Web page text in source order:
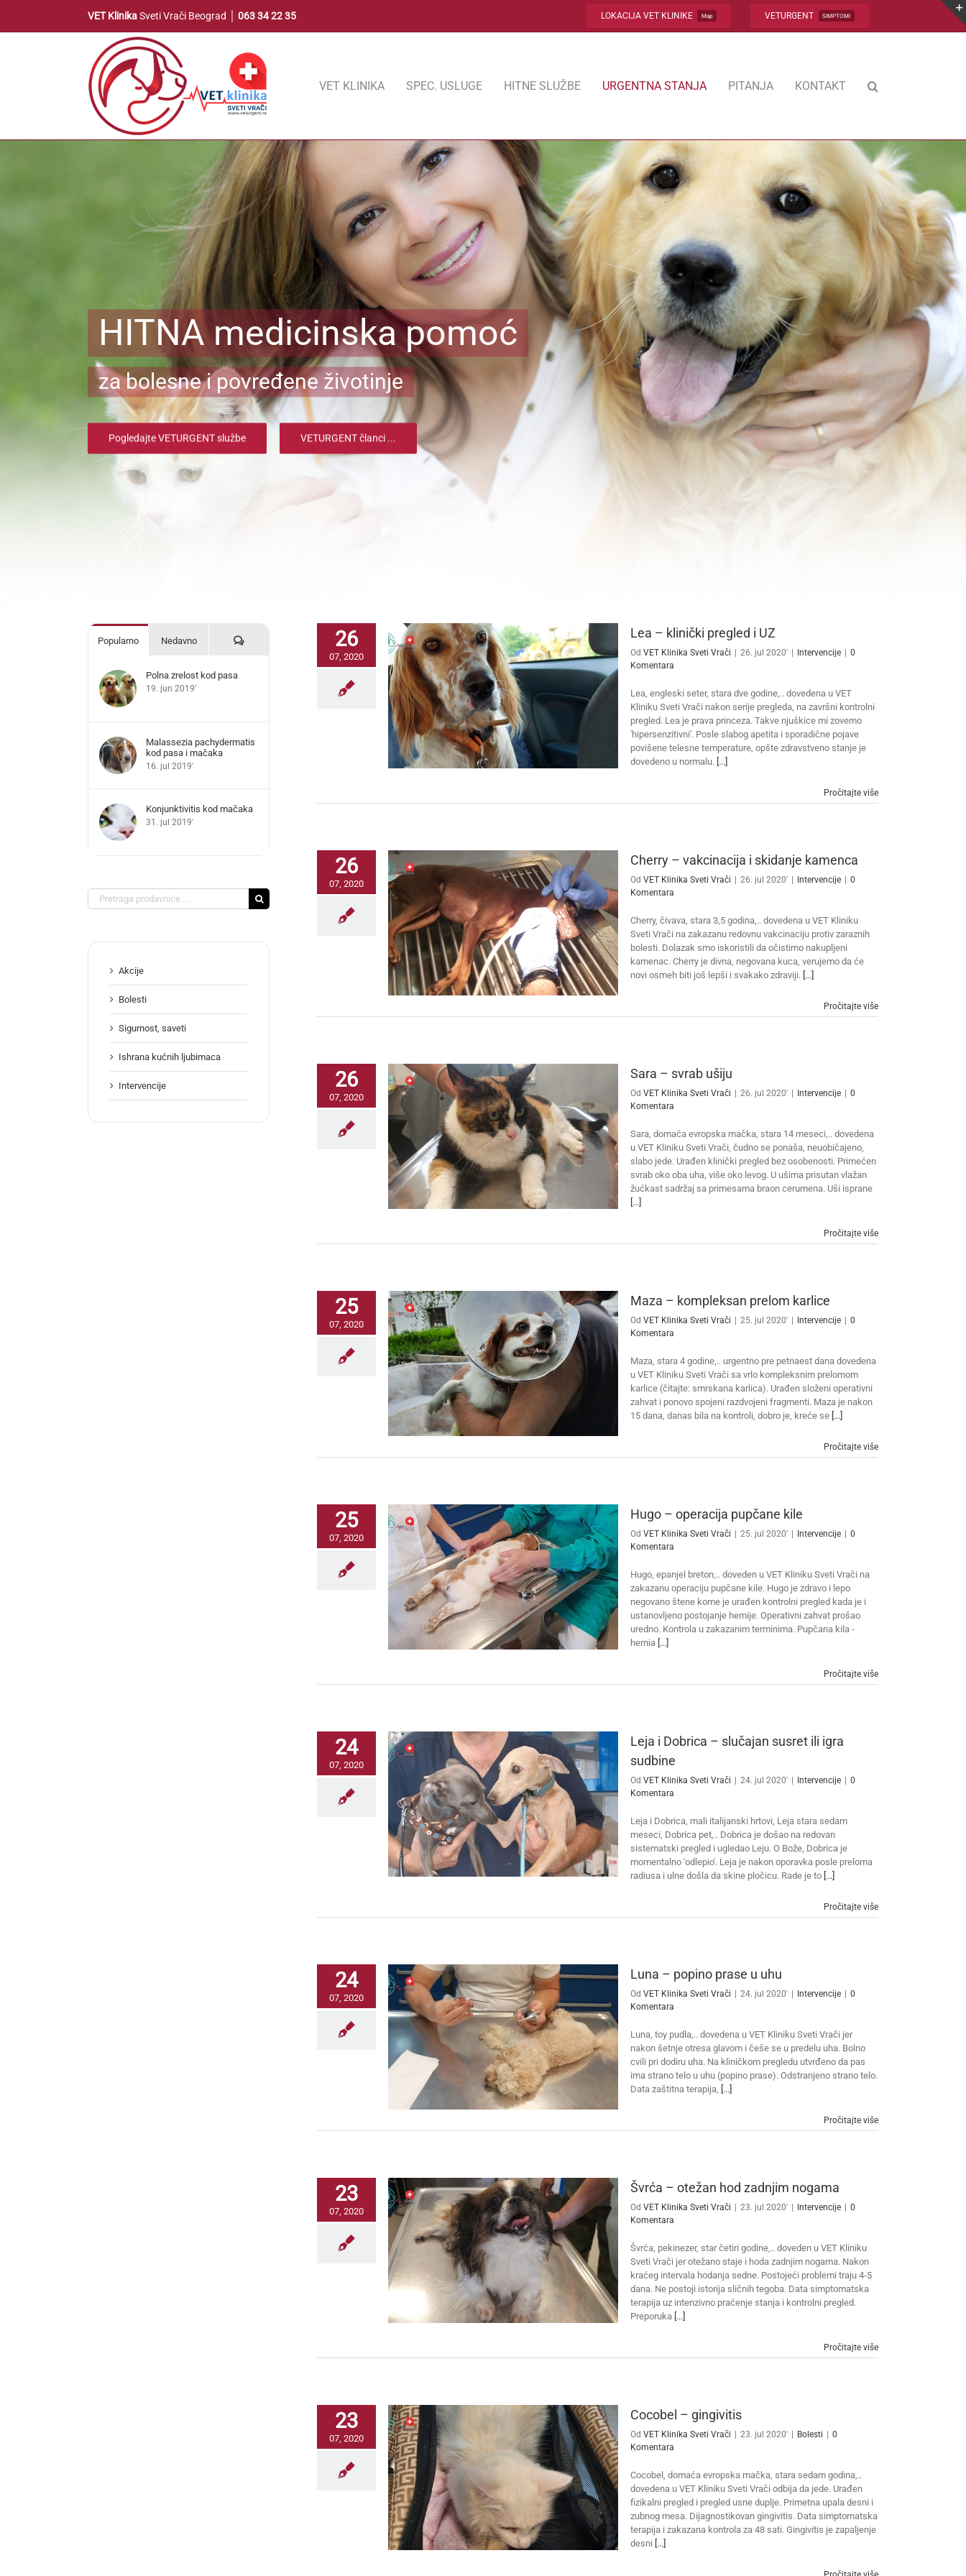
content
VET KlinikaSveti Vrači Beograd │ 063 34 22 35 LOKACIJA VET KLINIKE Map VETURGENT SIMPTOMI
VET KLINIKA SPEC. USLUGE HITNE SLUŽBE URGENTNA STANJA PITANJA KONTAKT
HITNA medicinska pomoć
za bolesne i povređene životinje
Pogledajte VETURGENT službe VETURGENT članci ...
26
07, 2020
Lea – klinički pregled i UZ
Od VET Klinika Sveti Vrači 26. jul 2020' Intervencije
0
Komentara
Lea, engleski seter, stara dve godine,.. dovedena u VET
Kliniku Sveti Vrači nakon serije pregleda, na završni kontrolni
pregled. Lea je prava princeza. Takve njuškice mi zovemo
'hipersenzitivni'. Posle slabog apetita i sporadične pojave
povišene telesne temperature, opšte zdravstveno stanje je
dovedeno u normalu. [...]
Pročitajte više
26
07, 2020
Cherry – vakcinacija i skidanje kamenca
Od VET Klinika Sveti Vrači 26. jul 2020' Intervencije
0
Komentara
Cherry, čivava, stara 3,5 godina,.. dovedena u VET Kliniku
Sveti Vrači na zakazanu redovnu vakcinaciju protiv zaraznih
bolesti. Dolazak smo iskoristili da očistimo nakupljeni
kamenac. Cherry je divna, negovana kuca, verujemo da će
novi osmeh biti još lepši i svakako zdraviji. [...]
Pročitajte više
26
07, 2020
Sara – svrab ušiju
Od VET Klinika Sveti Vrači 26. jul 2020' Intervencije
0
Komentara
Sara, domaća evropska mačka, stara 14 meseci,.. dovedena
u VET Kliniku Sveti Vrači, čudno se ponaša, neuobičajeno,
slabo jede. Urađen klinički pregled bez osobenosti. Primećen
svrab oko oba uha, više oko levog. U ušima prisutan vlažan
žućkast sadržaj sa primesama braon cerumena. Uši isprane
[...]
Pročitajte više
25
07, 2020
Maza – kompleksan prelom karlice
Od VET Klinika Sveti Vrači 25. jul 2020' Intervencije
0
Komentara
Maza, stara 4 godine,.. urgentno pre petnaest dana dovedena
u VET Kliniku Sveti Vrači sa vrlo kompleksnim prelomom
karlice (čitajte: smrskana karlica). Urađen složeni operativni
zahvat i ponovo spojeni razdvojeni fragmenti. Maza je nakon
15 dana, danas bila na kontroli, dobro je, kreće se [...]
Pročitajte više
25
07, 2020
Hugo – operacija pupčane kile
Od VET Klinika Sveti Vrači 25. jul 2020' Intervencije
0
Komentara
Hugo, epanjel breton,.. doveden u VET Kliniku Sveti Vrači na
zakazanu operaciju pupčane kile. Hugo je zdravo i lepo
negovano štene kome je urađen kontrolni pregled kada je i
ustanovljeno postojanje hernije. Operativni zahvat prošao
uredno. Kontrola u zakazanim terminima. Pupčana kila -
hernia [...]
Pročitajte više
24
07, 2020
Leja i Dobrica – slučajan susret ili igra
sudbine
Od VET Klinika Sveti Vrači 24. jul 2020' Intervencije
0
Komentara
Leja i Dobrica, mali italijanski hrtovi, Leja stara sedam
meseci, Dobrica pet,.. Dobrica je došao na redovan
sistematski pregled i ugledao Leju. O Bože, Dobrica je
momentalno 'odlepio'. Leja je nakon oporavka posle preloma
radiusa i ulne došla da skine pločicu. Rade je to [...]
Pročitajte više
24
07, 2020
Luna – popino prase u uhu
Od VET Klinika Sveti Vrači 24. jul 2020' Intervencije
0
Komentara
Luna, toy pudla,.. dovedena u VET Kliniku Sveti Vrači jer
nakon šetnje otresa glavom i češe se u predelu uha. Bolno
cvili pri dodiru uha. Na kliničkom pregledu utvrđeno da pas
ima strano telo u uhu (popino prase). Odstranjeno strano telo.
Data zaštitna terapija, [...]
Pročitajte više
23
07, 2020
Švrća – otežan hod zadnjim nogama
Od VET Klinika Sveti Vrači 23. jul 2020' Intervencije
0
Komentara
Švrća, pekinezer, star četiri godine,.. doveden u VET Kliniku
Sveti Vrači jer otežano staje i hoda zadnjim nogama. Nakon
kraćeg intervala hodanja sedne. Postojeći problemi traju 4-5
dana. Ne postoji istorija sličnih tegoba. Data simptomatska
terapija uz intenzivno praćenje stanja i kontrolni pregled.
Preporuka [...]
Pročitajte više
23
07, 2020
Cocobel – gingivitis
Od VET Klinika Sveti Vrači 23. jul 2020' Bolesti
0
Komentara
Cocobel, domaća evropska mačka, stara sedam godina,..
dovedena u VET Kliniku Sveti Vrači odbija da jede. Urađen
fizikalni pregled i pregled usne duplje. Primetna upala desni i
zubnog mesa. Dijagnostikovan gingivitis. Data simptomatska
terapija i zakazana kontrola za 48 sati. Gingivitis je zapaljenje
desni [...]
Popularno Nedavno Komentari
Polna zrelost kod pasa
19. jun 2019'
Malassezia pachydermatis
kod pasa i mačaka
16. jul 2019'
Konjunktivitis kod mačaka
31. jul 2019'
Search
for:
Akcije
Bolesti
Sigurnost, saveti
Ishrana kućnih ljubimaca
Intervencije